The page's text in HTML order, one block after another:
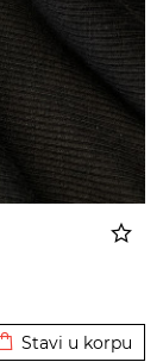
Stavi u korpu